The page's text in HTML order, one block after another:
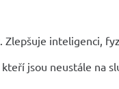
Zlepšuje inteligenci,
jsou neustále na